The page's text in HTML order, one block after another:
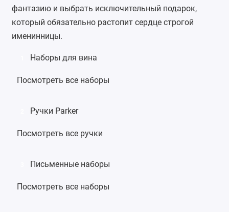
фантазию и выбрать исключительный подарок,
который обязательно растопит сердце строгой
именинницы.
Наборы для вина
Посмотреть все наборы
Ручки Parker
Посмотреть все ручки
Письменные наборы
Посмотреть все наборы